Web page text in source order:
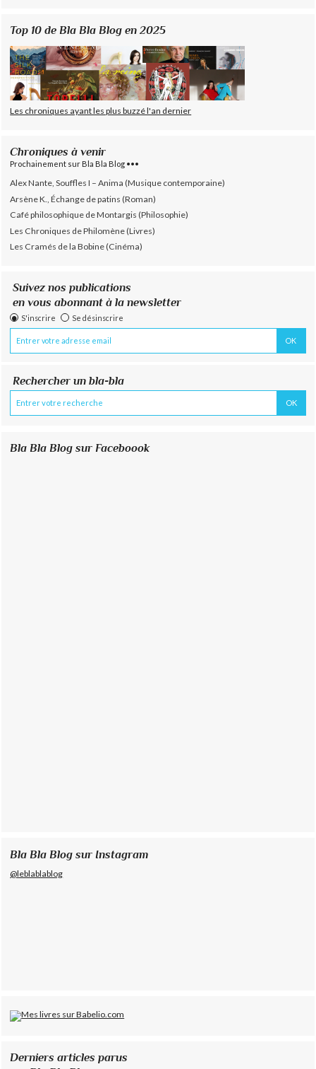
Top 10 de Bla Bla Blog en 2025
Les chroniques ayant les plus buzzé l'an dernier
Chroniques à venir
Prochainement sur Bla Bla Blog •••
Alex Nante, Souffles I – Anima (Musique contemporaine)
Arsène K., Échange de patins (Roman)
Café philosophique de Montargis (Philosophie)
Les Chroniques de Philomène (Livres)
Les Cramés de la Bobine (Cinéma)
Suivez nos publications
en vous abonnant à la newsletter
S'inscrire Se désinscrire
Rechercher un bla-bla
Bla Bla Blog sur Faceboook
Bla Bla Blog sur Instagram
@leblablablog
Derniers articles parus